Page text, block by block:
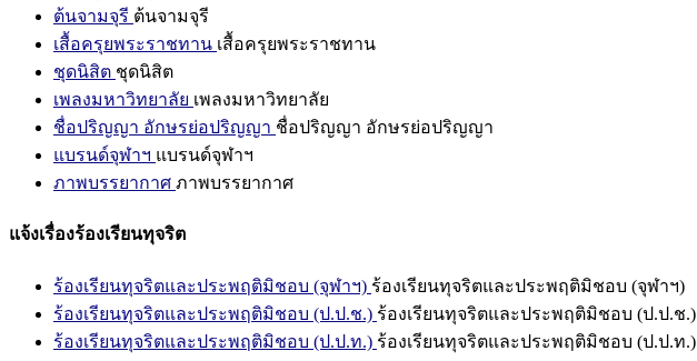
ต้นจามจุรี ต้นจามจุรี
เสื้อครุยพระราชทาน เสื้อครุยพระราชทาน
ชุดนิสิต ชุดนิสิต
เพลงมหาวิทยาลัย เพลงมหาวิทยาลัย
ชื่อปริญญา อักษรย่อปริญญา ชื่อปริญญา อักษรย่อปริญญา
แบรนด์จุฬาฯ แบรนด์จุฬาฯ
ภาพบรรยากาศ ภาพบรรยากาศ
แจ้งเรื่องร้องเรียนทุจริต
ร้องเรียนทุจริตและประพฤติมิชอบ (จุฬาฯ) ร้องเรียนทุจริตและประพฤติมิชอบ (จุฬาฯ)
ร้องเรียนทุจริตและประพฤติมิชอบ (ป.ป.ช.) ร้องเรียนทุจริตและประพฤติมิชอบ (ป.ป.ช.)
ร้องเรียนทุจริตและประพฤติมิชอบ (ป.ป.ท.) ร้องเรียนทุจริตและประพฤติมิชอบ (ป.ป.ท.)